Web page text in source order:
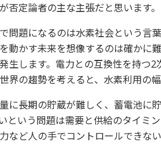
否定論者の主な主張だと思います。
問題になるのは水素社会という言
動かす未来を想像するのは確かに
生します。電力との互換性を持つ
界の趨勢を考えると、水素利用の幅
に長期の貯蔵が難しく、蓄電池に
という問題は需要と供給のタイミ
など人の手でコントロールできな